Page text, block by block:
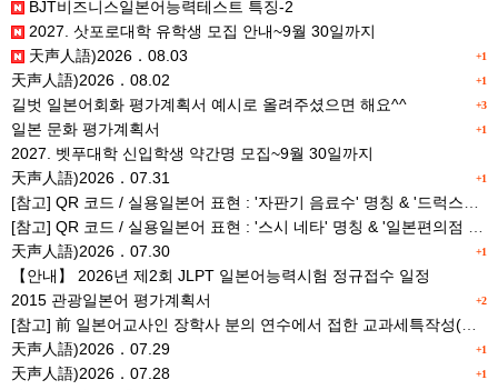
BJT비즈니스일본어능력테스트 특징-2
2027. 삿포로대학 유학생 모집 안내~9월 30일까지
+1
天声人語)2026．08.03
+1
天声人語)2026．08.02
+3
길벗 일본어회화 평가계획서 예시로 올려주셨으면 해요^^
+1
일본 문화 평가계획서
2027. 벳푸대학 신입학생 약간명 모집~9월 30일까지
+1
天声人語)2026．07.31
+1
天声人語)2026．07.30
【안내】 2026년 제2회 JLPT 일본어능력시험 정규접수 일정
+2
2015 관광일본어 평가계획서
+1
天声人語)2026．07.29
+1
天声人語)2026．07.28